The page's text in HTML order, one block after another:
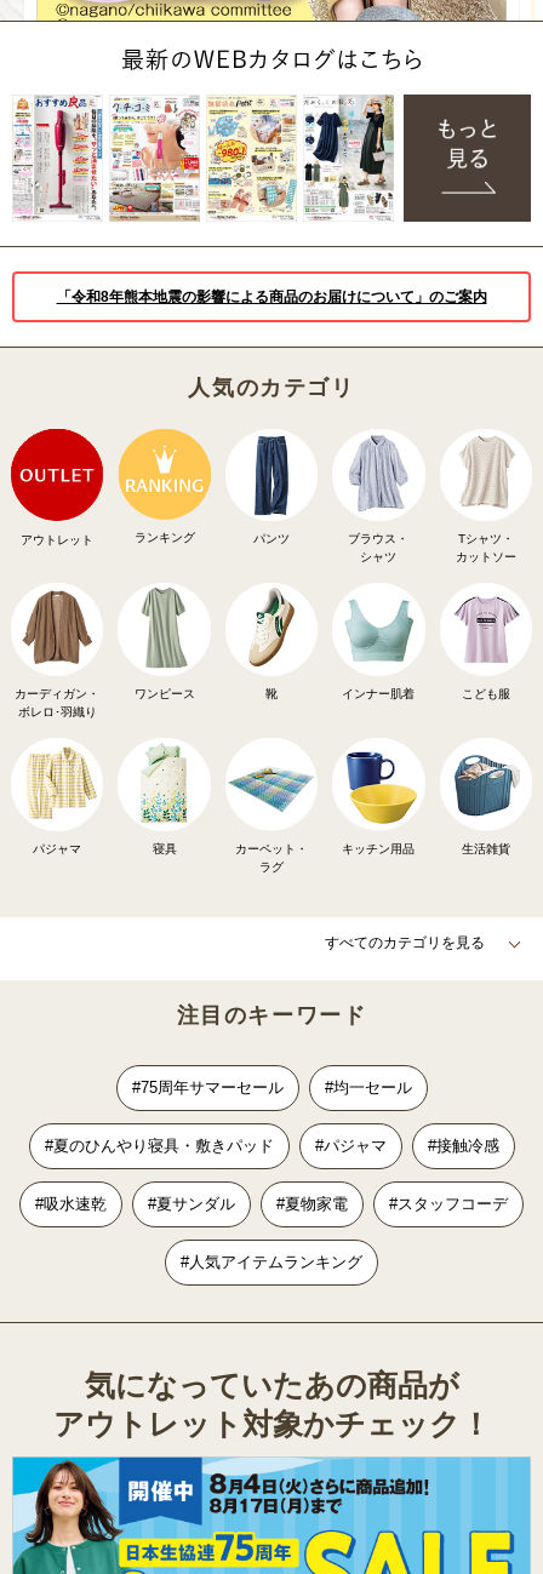
「令和8年熊本地震の影響による商品のお届けについて」のご案内
人気のカテゴリ
アウトレット ランキング パンツ
ブラウス・
シャツ
Tシャツ・
カットソー
カーディガン・
ボレロ･羽織り
ワンピース 靴 インナー肌着 こども服
パジャマ 寝具
カーペット・
ラグ
キッチン用品 生活雑貨
すべてのカテゴリを見る
注目のキーワード
#75周年サマーセール #均一セール
#夏のひんやり寝具・敷きパッド #パジャマ #接触冷感
#吸水速乾 #夏サンダル #夏物家電 #スタッフコーデ
#人気アイテムランキング
気になっていたあの商品が
アウトレット対象かチェック！